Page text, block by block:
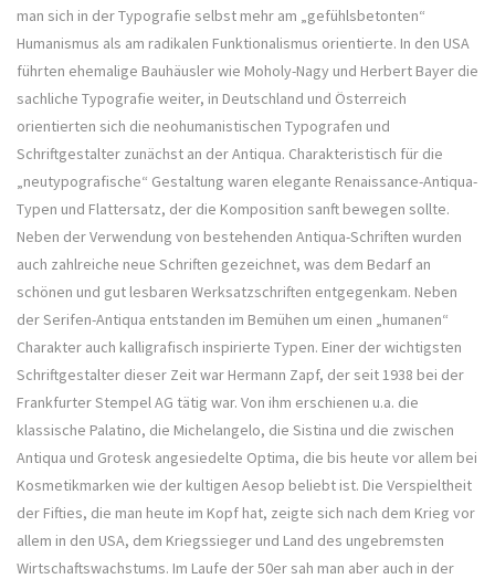
man sich in der Typografie selbst mehr am „gefühlsbetonten“
Humanismus als am radikalen Funktionalismus orientierte. In den USA
führten ehemalige Bauhäusler wie Moholy-Nagy und Herbert Bayer die
sachliche Typografie weiter, in Deutschland und Österreich
orientierten sich die neohumanistischen Typografen und
Schriftgestalter zunächst an der Antiqua. Charakteristisch für die
„neutypografische“ Gestaltung waren elegante Renaissance-Antiqua-
Typen und Flattersatz, der die Komposition sanft bewegen sollte.
Neben der Verwendung von bestehenden Antiqua-Schriften wurden
auch zahlreiche neue Schriften gezeichnet, was dem Bedarf an
schönen und gut lesbaren Werksatzschriften entgegenkam. Neben
der Serifen-Antiqua entstanden im Bemühen um einen „humanen“
Charakter auch kalligrafisch inspirierte Typen. Einer der wichtigsten
Schriftgestalter dieser Zeit war Hermann Zapf, der seit 1938 bei der
Frankfurter Stempel AG tätig war. Von ihm erschienen u.a. die
klassische Palatino, die Michelangelo, die Sistina und die zwischen
Antiqua und Grotesk angesiedelte Optima, die bis heute vor allem bei
Kosmetikmarken wie der kultigen Aesop beliebt ist. Die Verspieltheit
der Fifties, die man heute im Kopf hat, zeigte sich nach dem Krieg vor
allem in den USA, dem Kriegssieger und Land des ungebremsten
Wirtschaftswachstums. Im Laufe der 50er sah man aber auch in der